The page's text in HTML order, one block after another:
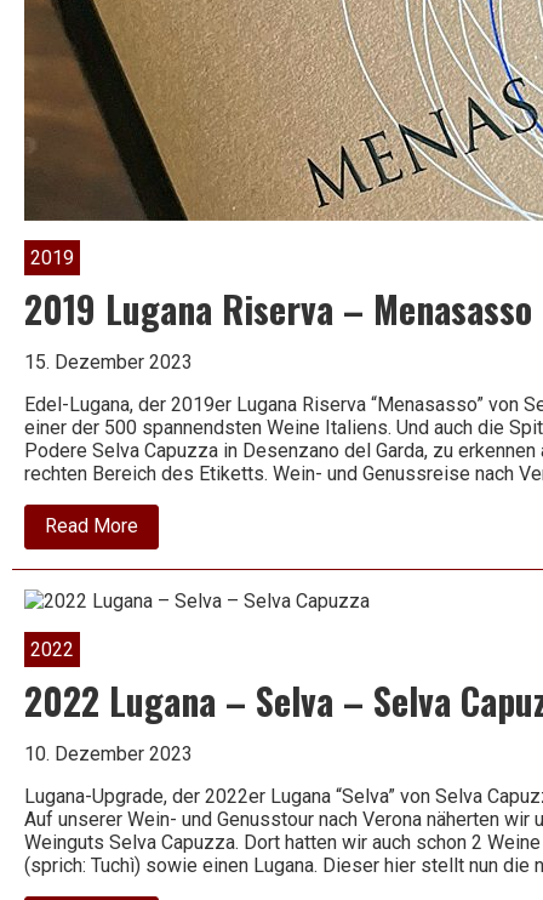
2019
2019 Lugana Riserva –
15. Dezember 2023
Edel-Lugana, der 2019er Lugana Riserva “Menasasso” von
einer der 500 spannendsten Weine Italiens. Und auch die
Podere Selva Capuzza in Desenzano del Garda, zu
rechten Bereich des Etiketts. Wein- und Genussreise nach
Read Moreabout
2019
Lugana
–
2022
2022 Lugana – Selva – Selva
10. Dezember 2023
Lugana-Upgrade, der 2022er Lugana “Selva” von Selva
Auf unserer Wein- und Genusstour nach Verona näherten
Weinguts Selva Capuzza. Dort hatten wir auch schon 2
(sprich: Tuchì) sowie einen Lugana. Dieser hier stellt nun